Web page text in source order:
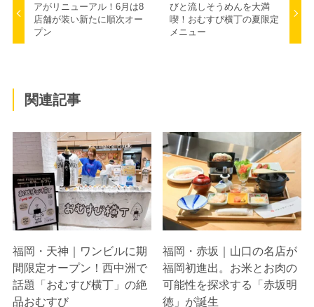
アがリニューアル！6月は8
店舗が装い新たに順次オー
プン
びと流しそうめんを大満
喫！おむすび横丁の夏限定
メニュー
関連記事
福岡・天神｜ワンビルに期
間限定オープン！西中洲で
話題「おむすび横丁」の絶
品おむすび
福岡・赤坂｜山口の名店が
福岡初進出。お米とお肉の
可能性を探求する「赤坂明
徳」が誕生